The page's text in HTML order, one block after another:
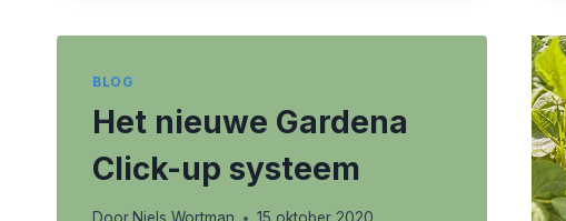
BLOG
Het nieuwe Gardena
Click-up systeem